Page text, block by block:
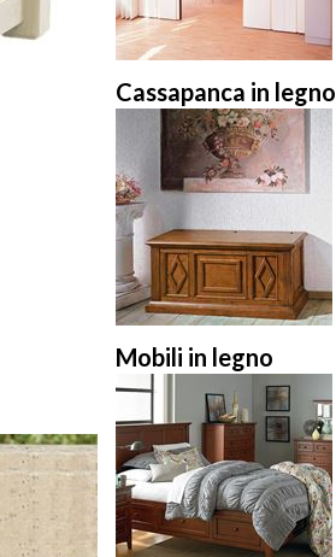
Cassapanca in legno
Mobili in legno